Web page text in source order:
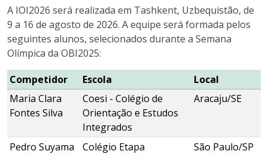
A IOI2026 será realizada em Tashkent, Uzbequistão, de
9 a 16 de agosto de 2026. A equipe será formada pelos
seguintes alunos, selecionados durante a Semana
Olímpica da OBI2025:
Competidor
Escola
Local
Maria Clara
Fontes Silva
Coesi - Colégio de
Orientação e Estudos
Integrados
Aracaju/SE
Pedro Suyama
Colégio Etapa São Paulo/SP